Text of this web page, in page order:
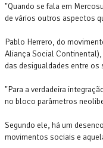
"Quando se fala em
de vários outros aspectos
Pablo Herrero, do
Aliança Social
das desigualdades entre
"Para a verdadeira
no bloco parâmetros
Segundo ele, há um
movimentos sociais e